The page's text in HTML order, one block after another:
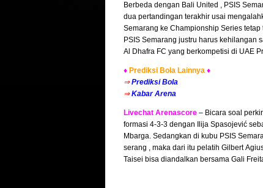
Berbeda dengan Bali United , PSIS
dua pertandingan terakhir usai
Semarang ke Championship Series
PSIS Semarang justru harus kehilangan
Al Dhafra FC yang berkompetisi di UAE
♦ Prediksi Bola Lainnya ♦
⇒ Prediksi Bola
⇒ Kabar Arena
Livechat Arenascore – Bicara soal
formasi 4-3-3 dengan Ilija Spasojević
Mbarga. Sedangkan di kubu PSIS
serang , maka dari itu pelatih Gilbert
Taisei bisa diandalkan bersama Gali